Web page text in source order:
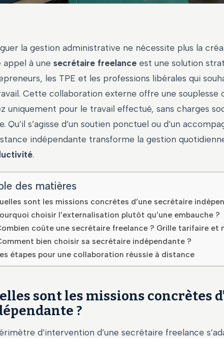
la gestion administrative ne nécessite plus la
appel à une secrétaire freelance est une solution
les TPE et les professions libérales qui
Cette collaboration externe offre une souplesse
uniquement pour le travail effectué, sans charges
Qu’il s’agisse d’un soutien ponctuel ou d’un
indépendante transforme la gestion
.
des matières
sont les missions concrètes d’une secrétaire
choisir l’externalisation plutôt qu’une embauche ?
coûte une secrétaire freelance ? Grille tarifaire et
bien choisir sa secrétaire indépendante ?
étapes pour une collaboration réussie à distance
sont les missions concrètes
?
d’intervention d’une secrétaire freelance